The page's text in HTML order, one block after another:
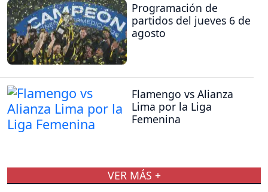
Programación de
partidos del jueves 6 de
agosto
Flamengo vs Alianza
Lima por la Liga
Femenina
VER MÁS +